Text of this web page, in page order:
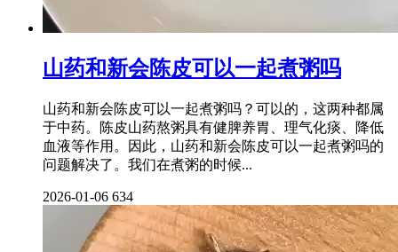
山药和新会陈皮可以一起煮粥吗
山药和新会陈皮可以一起煮粥吗？可以的，这两种都属
于中药。陈皮山药熬粥具有健脾养胃、理气化痰、降低
血液等作用。因此，山药和新会陈皮可以一起煮粥吗的
问题解决了。我们在煮粥的时候...
2026-01-06 634